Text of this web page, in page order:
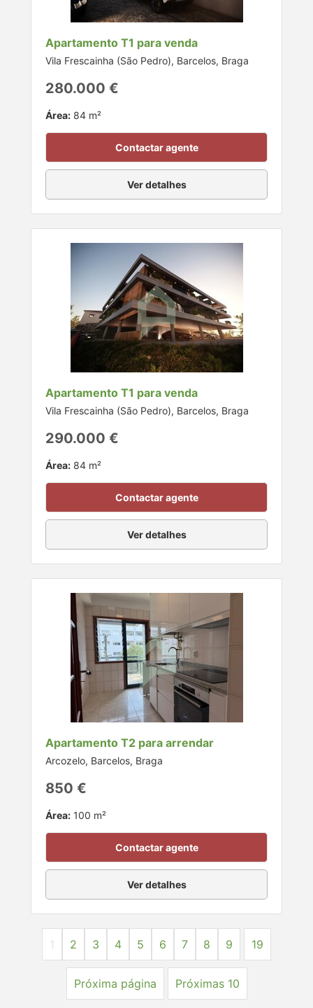
Apartamento T1 para venda
Vila Frescainha (São Pedro), Barcelos, Braga
280.000 €
Área: 84 m²
Contactar agente
Ver detalhes
Apartamento T1 para venda
Vila Frescainha (São Pedro), Barcelos, Braga
290.000 €
Área: 84 m²
Contactar agente
Ver detalhes
Apartamento T2 para arrendar
Arcozelo, Barcelos, Braga
850 €
Área: 100 m²
Contactar agente
Ver detalhes
1 2 3 4 5 6 7 8 9 19
Próxima página Próximas 10